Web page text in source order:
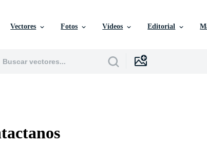
Vectores Fotos Vídeos Editorial